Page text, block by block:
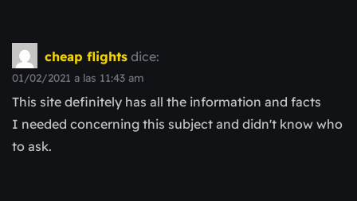
cheap flights dice:
01/02/2021 a las 11:43 am
This site definitely has all the information and facts
I needed concerning this subject and didn't know who
to ask.